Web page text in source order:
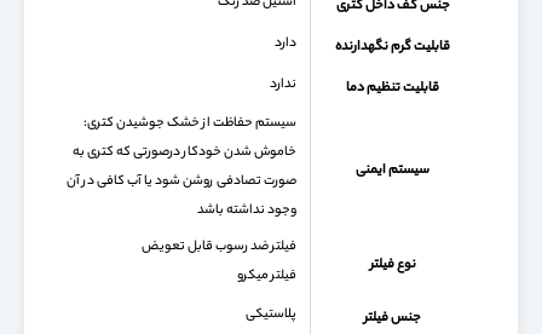
جنس کف داخل کتری
قابلیت گرم نگهدارنده دارد
قابلیت تنظیم دما ندارد
سیستم ایمنی
سیستم حفاظت از خشک جوشیدن کتری:
خاموش شدن خودکار درصورتی که کتری به
صورت تصادفی روشن شود یا آب کافی در آن
وجود نداشته باشد
نوع فیلتر
فیلتر ضد رسوب قابل تعویض
فیلتر میکرو
جنس فیلتر
پلاستیکی